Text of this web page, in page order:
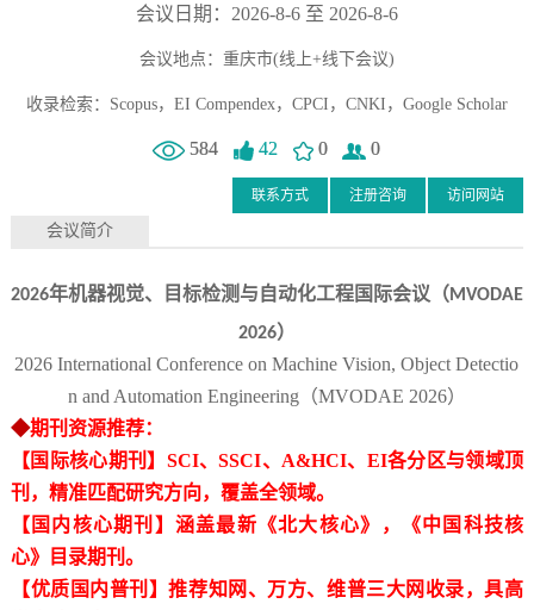
会议日期：2026-8-6 至 2026-8-6
会议地点：重庆市(线上+线下会议)
收录检索：Scopus，EI Compendex，CPCI，CNKI，Google Scholar
584 42 0 0
访问网站
注册咨询
联系方式
会议简介
2026年机器视觉、目标检测与自动化工程国际会议（MVODAE
2026）
2026 International Conference on Machine Vision, Object Detectio
n and Automation Engineering（MVODAE 2026）
◆期刊资源推荐：
【国际核心期刊】 SCI、SSCI、A&HCI、EI各分区与领域顶
刊，精准匹配研究方向，覆盖全领域。
【国内核心期刊】涵盖最新《北大核心》，《中国科技核
心》目录期刊。
【优质国内普刊】推荐知网、万方、维普三大网收录，具高